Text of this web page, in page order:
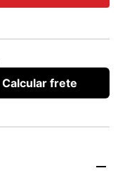
Calcular frete